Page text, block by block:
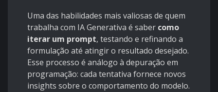
Uma das habilidades mais valiosas de quem
trabalha com IA Generativa é saber como
iterar um prompt, testando e refinando a
formulação até atingir o resultado desejado.
Esse processo é análogo à depuração em
programação: cada tentativa fornece novos
insights sobre o comportamento do modelo.